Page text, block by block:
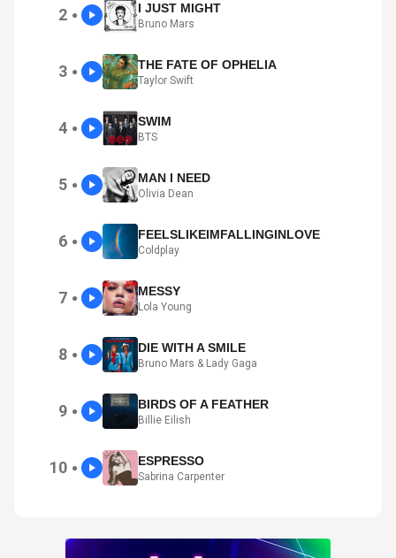
2 ● I JUST MIGHT
Bruno Mars
3 ● THE FATE OF OPHELIA
Taylor Swift
4 ● SWIM
BTS
5 ● MAN I NEED
Olivia Dean
6 ● FEELSLIKEIMFALLINGINLOVE
Coldplay
7 ● MESSY
Lola Young
8 ● DIE WITH A SMILE
Bruno Mars & Lady Gaga
9 ● BIRDS OF A FEATHER
Billie Eilish
10 ● ESPRESSO
Sabrina Carpenter